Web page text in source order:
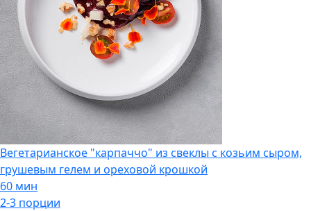
Вегетарианское "карпаччо" из свеклы с козьим сыром,
грушевым гелем и ореховой крошкой
60 мин
2-3 порции